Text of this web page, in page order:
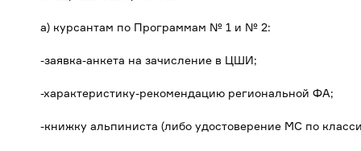
а) курсантам по Программам № 1 и № 2:
-заявка-анкета на зачисление в ЦШИ;
-характеристику-рекомендацию региональной ФА;
-книжку альпиниста (либо удостоверение МС по